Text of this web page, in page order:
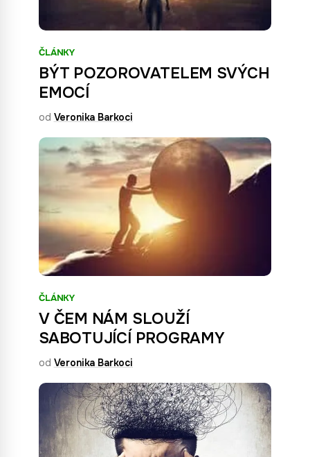
ČLÁNKY
BÝT POZOROVATELEM SVÝCH
EMOCÍ
od Veronika Barkoci
ČLÁNKY
V ČEM NÁM SLOUŽÍ
SABOTUJÍCÍ PROGRAMY
od Veronika Barkoci